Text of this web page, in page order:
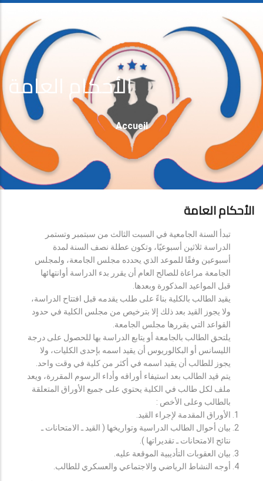
الأحكام العامة
Fil
D'Ariane
Accueil
الأحكام العامة
تبدأ السنة الجامعية في السبت الثالث من سبتمبر وتستمر
الدراسة ثلاثين أسبوعيًا، وتكون عطلة نصف السنة لمدة
أسبوعين وفقًا للموعد الذي يحدده مجلس الجامعة، ولمجلس
الجامعة مراعاة للصالح العام أن يقرر بدء الدراسة أوانتهائها
قبل المواعيد المذكورة وبعدها.
يقيد الطالب بالكلية بناءً على طلب يقدمه قبل افتتاح الدراسة،
ولا يجوز القيد بعد ذلك إلا بترخيص من مجلس الكلية في حدود
القواعد التي يقررها مجلس الجامعة.
يلتحق الطالب بالجامعة أو يتابع الدراسة بها للحصول على درجة
الليسانس أو البكالوريوس أن يقيد اسمه بإحدى الكليات، ولا
يجوز للطالب أن يقيد اسمه في أكثر من كلية في وقت واحد.
يتم قيد الطالب بعد استيفاء أوراقه وأداء الرسوم المقررة، ويعد
ملف لكل طالب في الكلية يحتوي على جميع الأوراق المتعلقة
بالطالب وعلى الأخص :
الأوراق المقدمة لإجراء القيد.
بيان أحوال الطالب الدراسية وتواريخها ( القيد ـ الامتحانات ـ
نتائح الامتحانات ـ تقديراتها ).
بيان العقوبات التأديبية الموقعة عليه.
أوجه النشاط الرياضي والاجتماعي والعسكري للطالب.